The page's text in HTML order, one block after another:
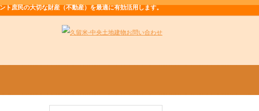
庶民の大切な財産（不動産）を最適に有効活用します。